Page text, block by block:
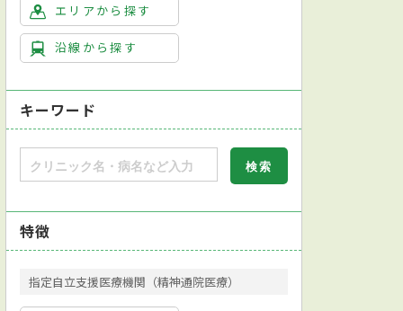
エリアから探す
沿線から探す
キーワード
特徴
指定自立支援医療機関（精神通院医療）